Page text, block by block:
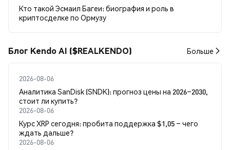
Кто такой Эсмаил Багеи: биография и роль в
криптосделке по Ормузу
Блог Kendo AI ($REALKENDO) Больше
2026-08-06
Аналитика SanDisk (SNDK): прогноз цены на 2026–2030,
стоит ли купить?
2026-08-06
Курс XRP сегодня: пробита поддержка $1,05 – чего
ждать дальше?
2026-08-06